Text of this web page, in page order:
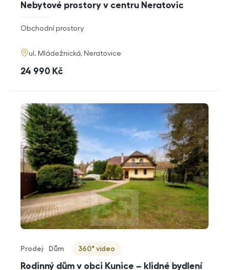
Nebytové prostory v centru Neratovic
rozměry
dispozice
Obchodní prostory
adresa
ul. Mládežnická, Neratovice
cena
24 990 Kč
Rodinný dům v obci Kunice – klidné bydlení
Typ nabídky
Prodej
Typ nemovitosti
Dům
Virtuální prohlídka
360° video